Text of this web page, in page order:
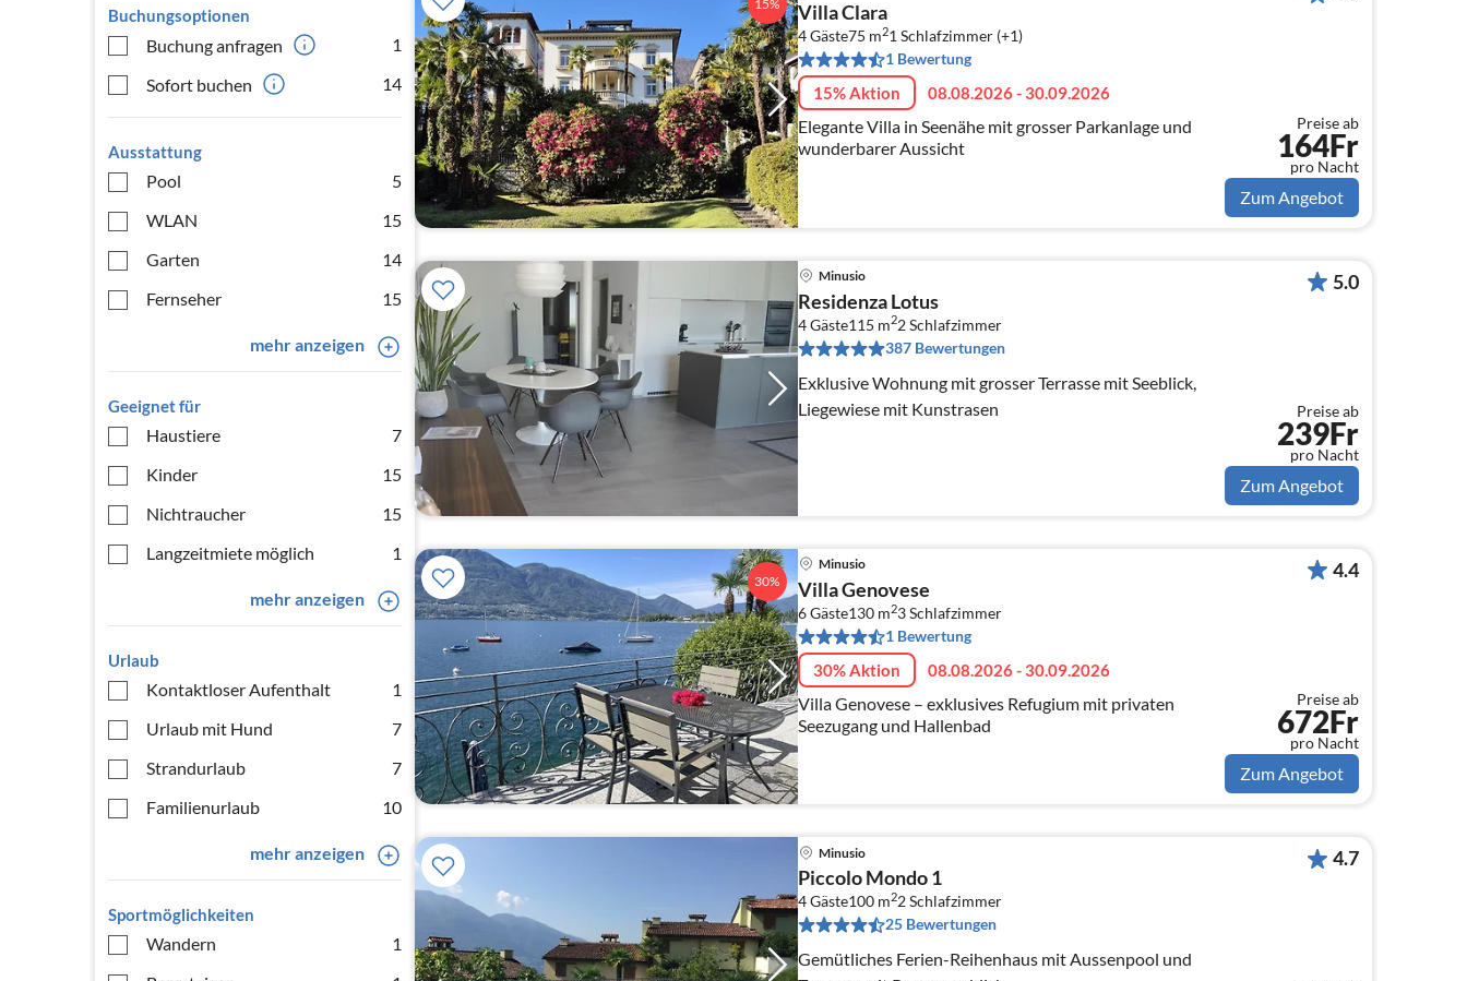
Buchungsoptionen
Buchung anfragen
1
Sofort buchen
14
Ausstattung
Pool
5
WLAN
15
Garten
14
Fernseher
15
mehr anzeigen
Geeignet für
Haustiere
7
Kinder
15
Nichtraucher
15
Langzeitmiete möglich
1
mehr anzeigen
Urlaub
Kontaktloser Aufenthalt
1
Urlaub mit Hund
7
Strandurlaub
7
Familienurlaub
10
mehr anzeigen
Sportmöglichkeiten
Wandern
1
15% Villa Clara
4 Gäste75 m21 Schlafzimmer (+1)
1 Bewertung
15% Aktion 08.08.2026 - 30.09.2026
Elegante Villa in Seenähe mit grosser Parkanlage und
wunderbarer Aussicht
Preise ab
164Fr
pro Nacht
Zum Angebot
Minusio
Residenza Lotus
4 Gäste115 m22Schlafzimmer
387 Bewertungen
Exklusive Wohnung mit grosser Terrasse mit Seeblick,
Liegewiese mit Kunstrasen
5.0
Preise ab
239Fr
pro Nacht
Zum Angebot
30%
Minusio
Villa Genovese
6 Gäste130 m23Schlafzimmer
1 Bewertung
30% Aktion 08.08.2026 - 30.09.2026
Villa Genovese – exklusives Refugium mit privaten
Seezugang und Hallenbad
4.4
Preise ab
672Fr
pro Nacht
Zum Angebot
Minusio
Piccolo Mondo 1
4 Gäste100 m22Schlafzimmer
25 Bewertungen
Gemütliches Ferien-Reihenhaus mit Aussenpool und
4.7